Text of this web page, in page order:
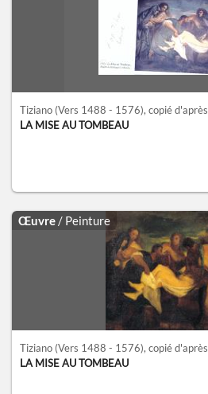
Tiziano (Vers 1488 - 1576), copié d'après
LA MISE AU TOMBEAU
Œuvre / Peinture
Tiziano (Vers 1488 - 1576), copié d'après
LA MISE AU TOMBEAU